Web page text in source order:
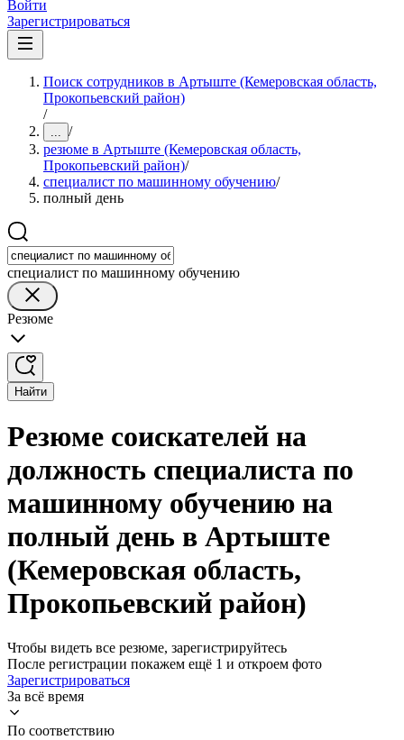
Войти
Зарегистрироваться
Поиск сотрудников в Артыште (Кемеровская область,
Прокопьевский район)
/
... /
резюме в Артыште (Кемеровская область,
Прокопьевский район)/
специалист по машинному обучению/
полный день
специалист по машинному обучению
Резюме
Найти
Резюме соискателей на
должность специалиста по
машинному обучению на
полный день в Артыште
(Кемеровская область,
Прокопьевский район)
Чтобы видеть все резюме, зарегистрируйтесь
После регистрации покажем ещё 1 и откроем фото
Зарегистрироваться
За всё время
По соответствию